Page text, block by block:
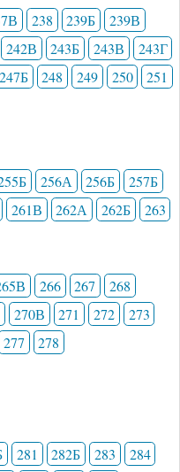
238 239Б
239В
242В 243Б 243В
243Г
247Б 248 249 250
251
256А 256Б
257Б
261В 262А 262Б 263
266 267
268
270В 271 272
273
277 278
281 282Б 283
284